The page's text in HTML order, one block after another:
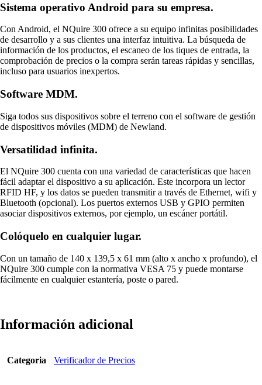
Sistema operativo Android para su empresa.
Con Android, el NQuire 300 ofrece a su equipo infinitas posibilidades
de desarrollo y a sus clientes una interfaz intuitiva. La búsqueda de
información de los productos, el escaneo de los tiques de entrada, la
comprobación de precios o la compra serán tareas rápidas y sencillas,
incluso para usuarios inexpertos.
Software MDM.
Siga todos sus dispositivos sobre el terreno con el software de gestión
de dispositivos móviles (MDM) de Newland.
Versatilidad infinita.
El NQuire 300 cuenta con una variedad de características que hacen
fácil adaptar el dispositivo a su aplicación. Este incorpora un lector
RFID HF, y los datos se pueden transmitir a través de Ethernet, wifi y
Bluetooth (opcional). Los puertos externos USB y GPIO permiten
asociar dispositivos externos, por ejemplo, un escáner portátil.
Colóquelo en cualquier lugar.
Con un tamaño de 140 x 139,5 x 61 mm (alto x ancho x profundo), el
NQuire 300 cumple con la normativa VESA 75 y puede montarse
fácilmente en cualquier estantería, poste o pared.
Información adicional
Categoria Verificador de Precios